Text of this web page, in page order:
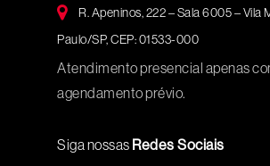
R. Apeninos, 222 – Sala 6005 – Vila
Paulo/SP, CEP: 01533-000
Atendimento presencial apenas
agendamento prévio.
Siga nossas Redes Sociais